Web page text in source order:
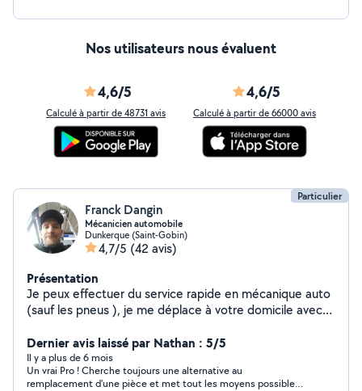
Nos utilisateurs nous évaluent
4,6/5
Calculé à partir de 48731 avis
4,6/5
Calculé à partir de 66000 avis
Particulier
Franck Dangin
Mécanicien automobile
Dunkerque (Saint-Gobin)
4,7/5 (42 avis)
Présentation
Je peux effectuer du service rapide en mécanique auto
(sauf les pneus ), je me déplace à votre domicile avec
jour férié.
Dernier avis laissé par Nathan : 5/5
Il y a plus de 6 mois
Un vrai Pro ! Cherche toujours une alternative au
remplacement d'une pièce et met tout les moyens possible